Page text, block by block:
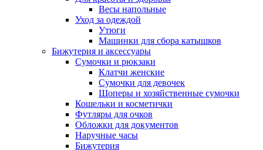
Весы напольные
Уход за одеждой
Утюги
Машинки для сбора катышков
Бижутерия и аксессуары
Сумочки и рюкзаки
Клатчи женские
Сумочки для девочек
Шоперы и хозяйственные сумочки
Кошельки и косметички
Футляры для очков
Обложки для документов
Наручные часы
Бижутерия